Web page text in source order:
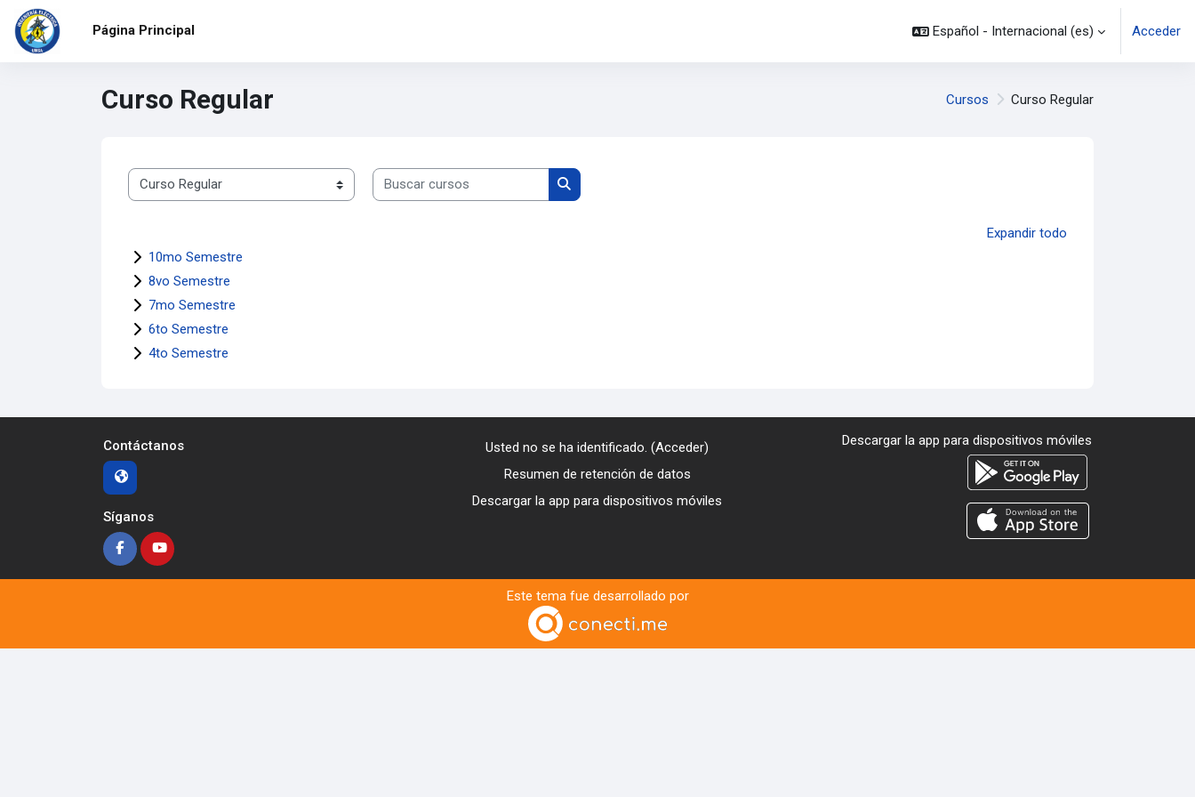
Salta al contenido principal
Página Principal
Español - Internacional ‎(es)‎ Acceder
Curso Regular Cursos Curso Regular
Categorías
Buscar cursos
Buscar cursos
Expandir todo
10mo Semestre
8vo Semestre
7mo Semestre
6to Semestre
4to Semestre
Contáctanos
Síganos
Usted no se ha identificado. (Acceder)
Resumen de retención de datos
Descargar la app para dispositivos móviles
Descargar la app para dispositivos móviles
Este tema fue desarrollado por